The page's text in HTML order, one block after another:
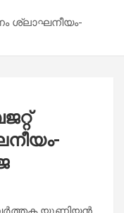
ശ്ലാഘനീയം-